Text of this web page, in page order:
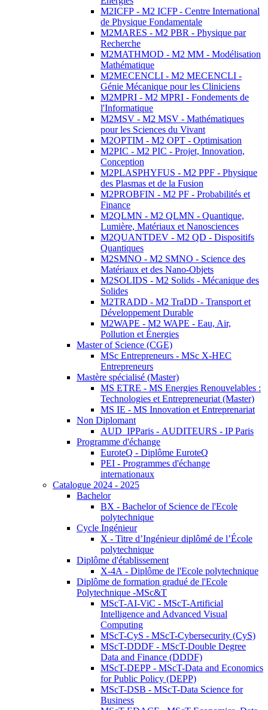
M2ICFP - M2 ICFP - Centre International
de Physique Fondamentale
M2MARES - M2 PBR - Physique par
Recherche
M2MATHMOD - M2 MM - Modélisation
Mathématique
M2MECENCLI - M2 MECENCLI -
Génie Mécanique pour les Cliniciens
M2MPRI - M2 MPRI - Fondements de
l'Informatique
M2MSV - M2 MSV - Mathématiques
pour les Sciences du Vivant
M2OPTIM - M2 OPT - Optimisation
M2PIC - M2 PIC - Projet, Innovation,
Conception
M2PLASPHYFUS - M2 PPF - Physique
des Plasmas et de la Fusion
M2PROBFIN - M2 PF - Probabilités et
Finance
M2QLMN - M2 QLMN - Quantique,
Lumière, Matériaux et Nanosciences
M2QUANTDEV - M2 QD - Dispositifs
Quantiques
M2SMNO - M2 SMNO - Science des
Matériaux et des Nano-Objets
M2SOLIDS - M2 Solids - Mécanique des
Solides
M2TRADD - M2 TraDD - Transport et
Développement Durable
M2WAPE - M2 WAPE - Eau, Air,
Pollution et Énergies
Master of Science (CGE)
MSc Entrepreneurs - MSc X-HEC
Entrepreneurs
Mastère spécialisé (Master)
MS ETRE - MS Energies Renouvelables :
Technologies et Entrepreneuriat (Master)
MS IE - MS Innovation et Entreprenariat
Non Diplomant
AUD_IPParis - AUDITEURS - IP Paris
Programme d'échange
EuroteQ - Diplôme EuroteQ
PEI - Programmes d'échange
internationaux
Catalogue 2024 - 2025
Bachelor
BX - Bachelor of Science de l'Ecole
polytechnique
Cycle Ingénieur
X - Titre d’Ingénieur diplômé de l’École
polytechnique
Diplôme d'établissement
X-4A - Diplôme de l'Ecole polytechnique
Diplôme de formation gradué de l'Ecole
Polytechnique -MSc&T
MScT-AI-ViC - MScT-Artificial
Intelligence and Advanced Visual
Computing
MScT-CyS - MScT-Cybersecurity (CyS)
MScT-DDDF - MScT-Double Degree
Data and Finance (DDDF)
MScT-DEPP - MScT-Data and Economics
for Public Policy (DEPP)
MScT-DSB - MScT-Data Science for
Business